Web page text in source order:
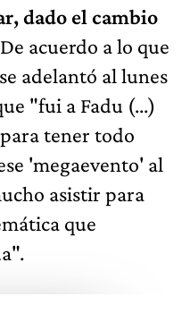
dado el cambio
De acuerdo a lo que
adelantó al lunes
"fui a Fadu (...)
tener todo
'megaevento' al
asistir para
que